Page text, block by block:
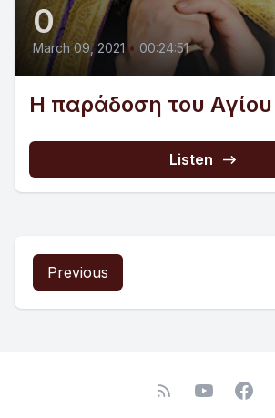
0
March 09, 2021 • 00:24:51
Η παράδοση του
Listen
Previous